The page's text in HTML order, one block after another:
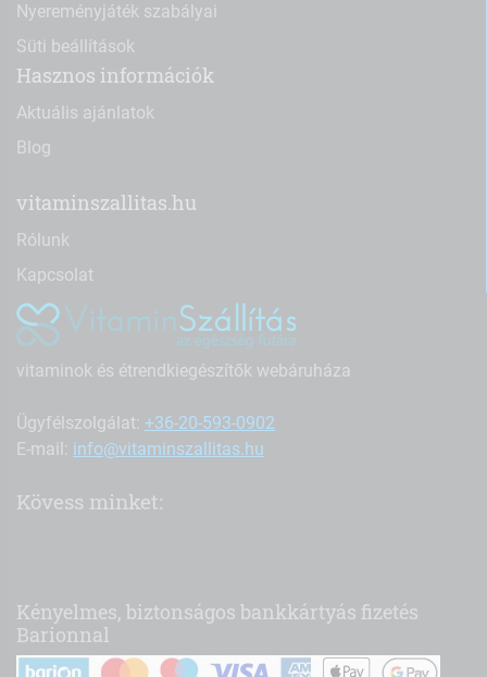
Nyereményjáték szabályai
Süti beállítások
Hasznos információk
Aktuális ajánlatok
Blog
vitaminszallitas.hu
Rólunk
Kapcsolat
vitaminok és étrendkiegészítők webáruháza
Ügyfélszolgálat: +36-20-593-0902
E-mail: info@vitaminszallitas.hu
Kövess minket:
Kényelmes, biztonságos bankkártyás fizetés
Barionnal